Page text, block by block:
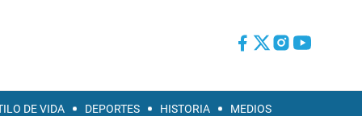
DE VIDA DEPORTES HISTORIA MEDIOS